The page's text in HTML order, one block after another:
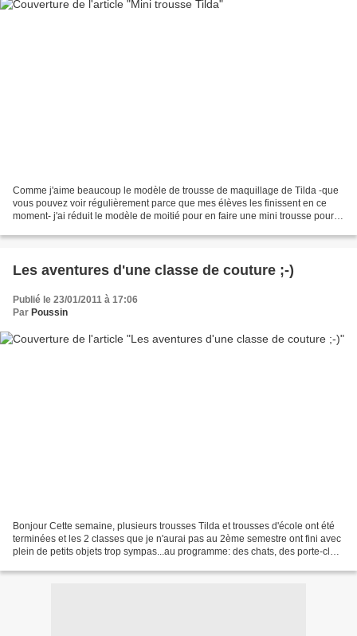
Comme j'aime beaucoup le modèle de trousse de maquillage de Tilda -que
vous pouvez voir régulièrement parce que mes élèves les finissent en ce
moment- j'ai réduit le modèle de moitié pour en faire une mini trousse pour
Les aventures d'une classe de couture ;-)
Publié le 23/01/2011 à 17:06
Par Poussin
Bonjour Cette semaine, plusieurs trousses Tilda et trousses d'école ont été
terminées et les 2 classes que je n'aurai pas au 2ème semestre ont fini avec
plein de petits objets trop sympas...au programme: des chats, des porte-clés